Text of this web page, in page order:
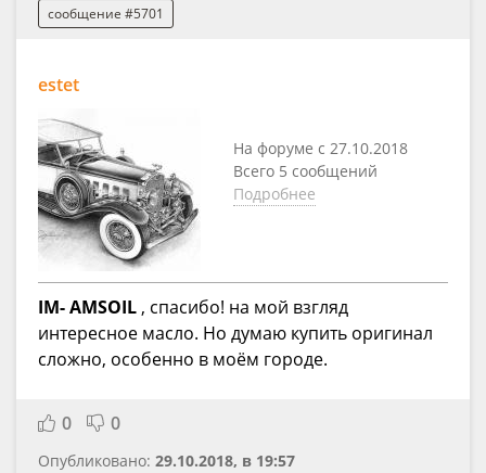
сообщение #5701
estet
На форуме с 27.10.2018
Всего 5 сообщений
Подробнее
IM- AMSOIL, спасибо! на мой взгляд
интересное масло. Но думаю купить оригинал
сложно, особенно в моём городе.
0 0
Опубликовано: 29.10.2018, в 19:57